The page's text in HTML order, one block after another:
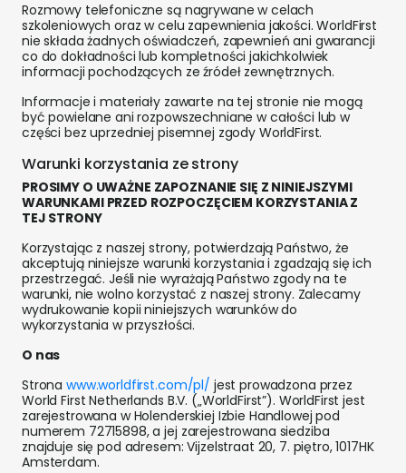
Rozmowy telefoniczne są nagrywane w celach
szkoleniowych oraz w celu zapewnienia jakości. WorldFirst
nie składa żadnych oświadczeń, zapewnień ani gwarancji
co do dokładności lub kompletności jakichkolwiek
informacji pochodzących ze źródeł zewnętrznych.
Informacje i materiały zawarte na tej stronie nie mogą
być powielane ani rozpowszechniane w całości lub w
części bez uprzedniej pisemnej zgody WorldFirst.
Warunki korzystania ze strony
PROSIMY O UWAŻNE ZAPOZNANIE SIĘ Z NINIEJSZYMI
WARUNKAMI PRZED ROZPOCZĘCIEM KORZYSTANIA Z
TEJ STRONY
Korzystając z naszej strony, potwierdzają Państwo, że
akceptują niniejsze warunki korzystania i zgadzają się ich
przestrzegać. Jeśli nie wyrażają Państwo zgody na te
warunki, nie wolno korzystać z naszej strony. Zalecamy
wydrukowanie kopii niniejszych warunków do
wykorzystania w przyszłości.
O nas
Stronawww.worldfirst.com/pl/ jest prowadzona przez
World First Netherlands B.V. („WorldFirst”). WorldFirst jest
zarejestrowana w Holenderskiej Izbie Handlowej pod
numerem 72715898, a jej zarejestrowana siedziba
znajduje się pod adresem: Vijzelstraat 20, 7. piętro, 1017HK
Amsterdam.